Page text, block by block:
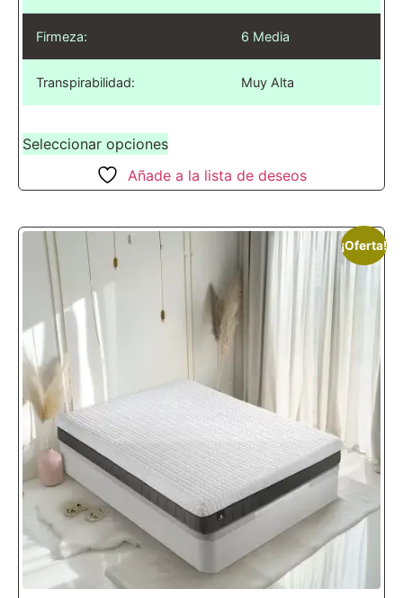
Firmeza: 6 Media
Transpirabilidad: Muy Alta
Seleccionar opciones
Añade a la lista de deseos
¡Oferta!